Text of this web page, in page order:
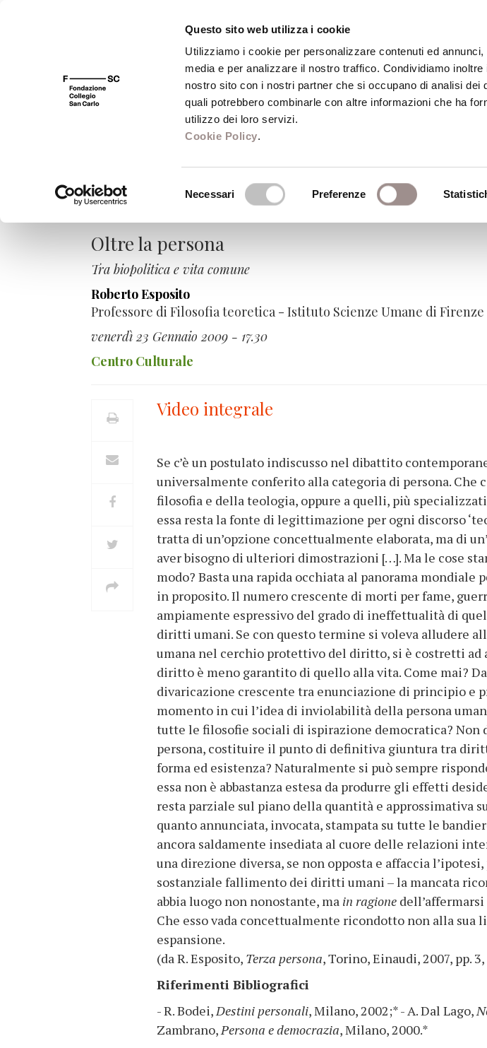
Questo sito web utilizza i cookie
Utilizziamo i cookie per personalizzare contenuti ed
media e per analizzare il nostro traffico. Condividiamo
nostro sito con i nostri partner che si occupano di analisi dei
quali potrebbero combinarle con altre informazioni che ha
utilizzo dei loro servizi.
Cookie Policy.
Necessari Preferenze
FSC 400 Fondazione Biblioteca Centro Culturale
Il ritorno della soggettività.
nella cultura filosofica
Oltre la persona
Tra biopolitica e vita comune
Roberto Esposito
Professore di Filosofia teoretica - Istituto Scienze Umane di Firenze
venerdì 23 Gennaio 2009 - 17.30
Centro Culturale
Video integrale
Se c’è un postulato indiscusso nel dibattito
universalmente conferito alla categoria di persona. Che
filosofia e della teologia, oppure a quelli, più
essa resta la fonte di legittimazione per ogni discorso
tratta di un’opzione concettualmente elaborata, ma di
aver bisogno di ulteriori dimostrazioni […]. Ma le cose
modo? Basta una rapida occhiata al panorama mondiale
in proposito. Il numero crescente di morti per fame,
ampiamente espressivo del grado di ineffettualità di
diritti umani. Se con questo termine si voleva alludere
umana nel cerchio protettivo del diritto, si è costretti ad
diritto è meno garantito di quello alla vita. Come mai?
divaricazione crescente tra enunciazione di principio e
momento in cui l’idea di inviolabilità della persona
tutte le filosofie sociali di ispirazione democratica? Non
persona, costituire il punto di definitiva giuntura tra
forma ed esistenza? Naturalmente si può sempre
essa non è abbastanza estesa da produrre gli effetti
resta parziale sul piano della quantità e approssimativa
quanto annunciata, invocata, stampata su tutte le
ancora saldamente insediata al cuore delle relazioni
una direzione diversa, se non opposta e affaccia
sostanziale fallimento dei diritti umani – la mancata
abbia luogo non nonostante, ma in ragione
Che esso vada concettualmente ricondotto non alla sua
espansione.
(da R. Esposito, Terza persona, Torino, Einaudi, 2007, pp.
Riferimenti Bibliografici
- R. Bodei,Destini personali, Milano, 2002;* - A. Dal Lago,
Zambrano,Persona e democrazia, Milano, 2000.*